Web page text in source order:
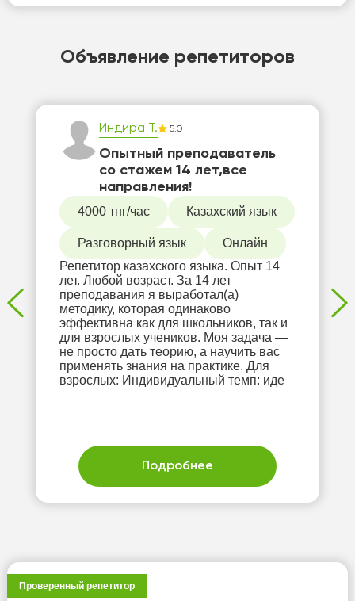
Объявление репетиторов
Индира Т. 5.0
Опытный преподаватель
со стажем 14 лет,все
направления!
4000 тнг/час Казахский язык
Разговорный язык
Онлайн
Репетитор казахского языка. Опыт 14
лет. Любой возраст. За 14 лет
преподавания я выработал(а)
методику, которая одинаково
эффективна как для школьников, так и
для взрослых учеников. Моя задача —
не просто дать теорию, а научить вас
применять знания на практике. Для
взрослых: Индивидуальный темп: иде
Подробнее
Проверенный репетитор